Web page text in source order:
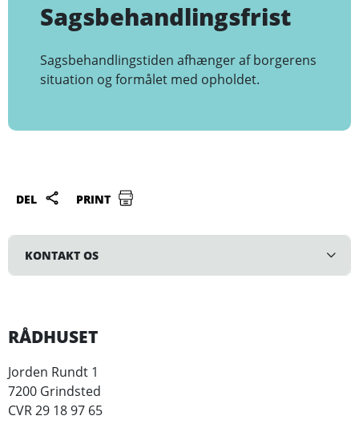
Sagsbehandlingsfrist
Sagsbehandlingstiden afhænger af borgerens
situation og formålet med opholdet.
DEL PRINT
KONTAKT OS
RÅDHUSET
Jorden Rundt 1
7200 Grindsted
CVR 29 18 97 65